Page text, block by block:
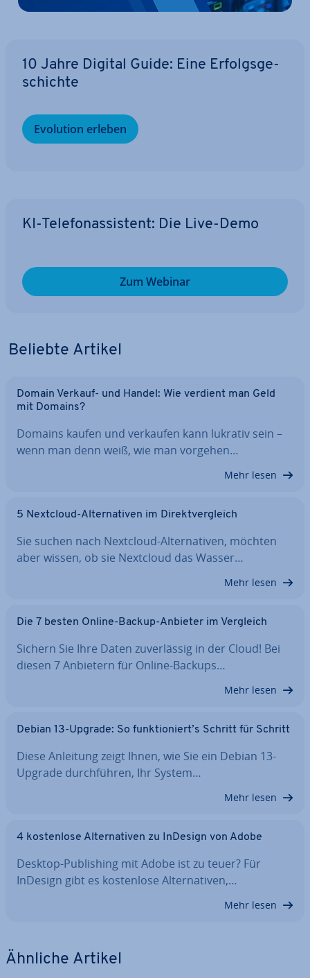
10 Jahre Digital Guide: Eine Er­folgs­ge­
schich­te
Evolution erleben
KI-Te­le­fon­as­sis­tent: Die Live-Demo
Zum Webinar
Beliebte Artikel
Domain Verkauf- und Handel: Wie verdient man Geld
mit Domains?
Domains kaufen und verkaufen kann lukrativ sein –
wenn man denn weiß, wie man vorgehen…
Mehr lesen
5 Nextcloud-Al­ter­na­ti­ven im Di­rekt­ver­gleich
Sie suchen nach Nextcloud-Al­ter­na­ti­ven, möchten
aber wissen, ob sie Nextcloud das Wasser…
Mehr lesen
Die 7 besten Online-Backup-Anbieter im Vergleich
Sichern Sie Ihre Daten zu­ver­läs­sig in der Cloud! Bei
diesen 7 Anbietern für Online-Backups…
Mehr lesen
Debian 13-Upgrade: So funk­tio­niert’s Schritt für Schritt
Diese Anleitung zeigt Ihnen, wie Sie ein Debian 13-
Upgrade durch­füh­ren, Ihr System…
Mehr lesen
4 kos­ten­lo­se Al­ter­na­ti­ven zu InDesign von Adobe
Desktop-Pu­bli­shing mit Adobe ist zu teuer? Für
InDesign gibt es kos­ten­lo­se Al­ter­na­ti­ven,…
Mehr lesen
Ähnliche Artikel